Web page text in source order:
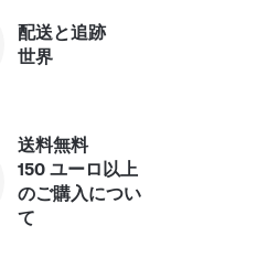
配送と追跡
世界
送料無料
150 ユーロ以上
のご購入につい
て